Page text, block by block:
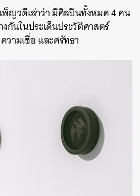
พ็ญวดีเล่าว่า มีศิลปินทั้งหมด 4 คน
กันในประเด็นประวัติศาสตร์
ามเชื่อ และศรัทธา